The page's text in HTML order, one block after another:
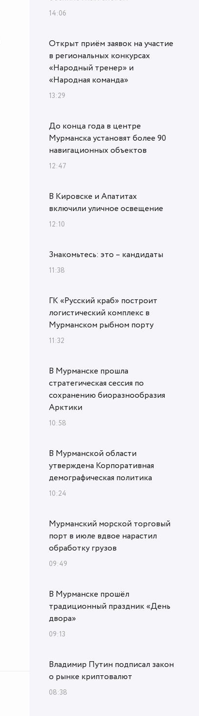
14:06
Открыт приём заявок на участие
в региональных конкурсах
«Народный тренер» и
«Народная команда»
13:29
До конца года в центре
Мурманска установят более 90
навигационных объектов
12:47
В Кировске и Апатитах
включили уличное освещение
12:10
Знакомьтесь: это – кандидаты
11:38
ГК «Русский краб» построит
логистический комплекс в
Мурманском рыбном порту
11:32
В Мурманске прошла
стратегическая сессия по
сохранению биоразнообразия
Арктики
10:58
В Мурманской области
утверждена Корпоративная
демографическая политика
10:24
Мурманский морской торговый
порт в июле вдвое нарастил
обработку грузов
09:49
В Мурманске прошёл
традиционный праздник «День
двора»
09:13
Владимир Путин подписал закон
о рынке криптовалют
08:38